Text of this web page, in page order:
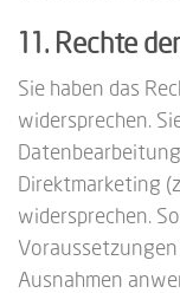
11. Rechte
Sie haben das
widersprechen.
Direktmarketing
widersprechen.
Ausnahmen